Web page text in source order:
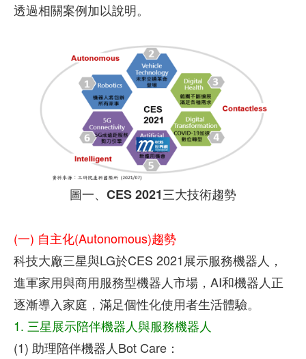
透過相關案例加以說明。
圖一、CES 2021三大技術趨勢
(一) 自主化(Autonomous)趨勢
科技大廠三星與LG於CES 2021展示服務機器人，
進軍家用與商用服務型機器人市場，AI和機器人正
逐漸導入家庭，滿足個性化使用者生活體驗。
1. 三星展示陪伴機器人與服務機器人
(1) 助理陪伴機器人Bot Care：